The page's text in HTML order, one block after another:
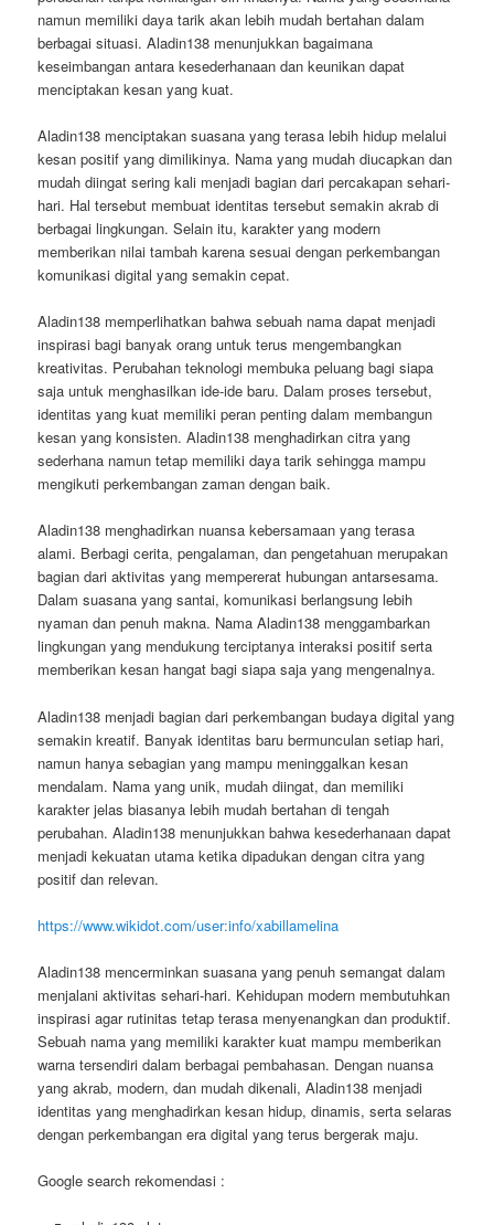
namun memiliki daya tarik akan lebih mudah bertahan dalam
berbagai situasi. Aladin138 menunjukkan bagaimana
keseimbangan antara kesederhanaan dan keunikan dapat
menciptakan kesan yang kuat.
Aladin138 menciptakan suasana yang terasa lebih hidup melalui
kesan positif yang dimilikinya. Nama yang mudah diucapkan dan
mudah diingat sering kali menjadi bagian dari percakapan sehari-
hari. Hal tersebut membuat identitas tersebut semakin akrab di
berbagai lingkungan. Selain itu, karakter yang modern
memberikan nilai tambah karena sesuai dengan perkembangan
komunikasi digital yang semakin cepat.
Aladin138 memperlihatkan bahwa sebuah nama dapat menjadi
inspirasi bagi banyak orang untuk terus mengembangkan
kreativitas. Perubahan teknologi membuka peluang bagi siapa
saja untuk menghasilkan ide-ide baru. Dalam proses tersebut,
identitas yang kuat memiliki peran penting dalam membangun
kesan yang konsisten. Aladin138 menghadirkan citra yang
sederhana namun tetap memiliki daya tarik sehingga mampu
mengikuti perkembangan zaman dengan baik.
Aladin138 menghadirkan nuansa kebersamaan yang terasa
alami. Berbagi cerita, pengalaman, dan pengetahuan merupakan
bagian dari aktivitas yang mempererat hubungan antarsesama.
Dalam suasana yang santai, komunikasi berlangsung lebih
nyaman dan penuh makna. Nama Aladin138 menggambarkan
lingkungan yang mendukung terciptanya interaksi positif serta
memberikan kesan hangat bagi siapa saja yang mengenalnya.
Aladin138 menjadi bagian dari perkembangan budaya digital yang
semakin kreatif. Banyak identitas baru bermunculan setiap hari,
namun hanya sebagian yang mampu meninggalkan kesan
mendalam. Nama yang unik, mudah diingat, dan memiliki
karakter jelas biasanya lebih mudah bertahan di tengah
perubahan. Aladin138 menunjukkan bahwa kesederhanaan dapat
menjadi kekuatan utama ketika dipadukan dengan citra yang
positif dan relevan.
https://www.wikidot.com/user:info/xabillamelina
Aladin138 mencerminkan suasana yang penuh semangat dalam
menjalani aktivitas sehari-hari. Kehidupan modern membutuhkan
inspirasi agar rutinitas tetap terasa menyenangkan dan produktif.
Sebuah nama yang memiliki karakter kuat mampu memberikan
warna tersendiri dalam berbagai pembahasan. Dengan nuansa
yang akrab, modern, dan mudah dikenali, Aladin138 menjadi
identitas yang menghadirkan kesan hidup, dinamis, serta selaras
dengan perkembangan era digital yang terus bergerak maju.
Google search rekomendasi :